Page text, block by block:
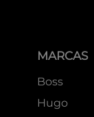
MARCAS
Boss
Hugo